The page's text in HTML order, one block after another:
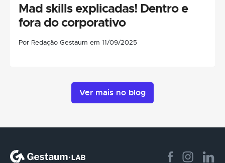
Mad skills explicadas! Dentro e
fora do corporativo
Por Redação Gestaum em 11/09/2025
Ver mais no blog